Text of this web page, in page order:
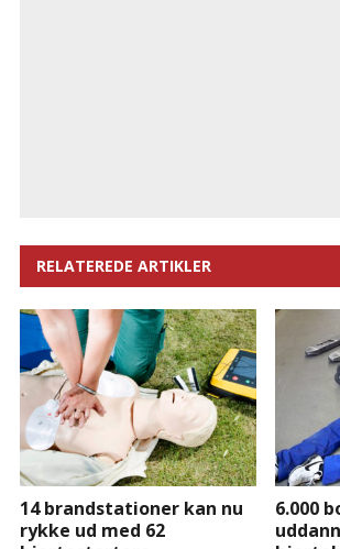
RELATEREDE ARTIKLER
14 brandstationer kan nu
rykke ud med 62
6.000